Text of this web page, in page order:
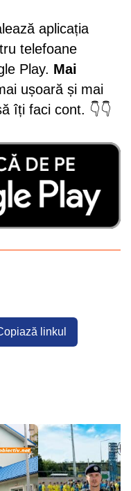
aplicația
telefoane
Play. Mai
ușoară și mai
îți faci cont. 👇👇
linkul